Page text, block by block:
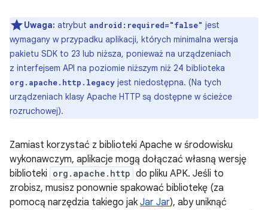
Uwaga: atrybut android:required="false" jest
wymagany w przypadku aplikacji, których minimalna wersja
pakietu SDK to 23 lub niższa, ponieważ na urządzeniach
z interfejsem API na poziomie niższym niż 24 biblioteka
org.apache.http.legacy jest niedostępna. (Na tych
urządzeniach klasy Apache HTTP są dostępne w ścieżce
rozruchowej).
Zamiast korzystać z biblioteki Apache w środowisku
wykonawczym, aplikacje mogą dołączać własną wersję
biblioteki org.apache.http do pliku APK. Jeśli to
zrobisz, musisz ponownie spakować bibliotekę (za
pomocą narzędzia takiego jak Jar Jar), aby uniknąć